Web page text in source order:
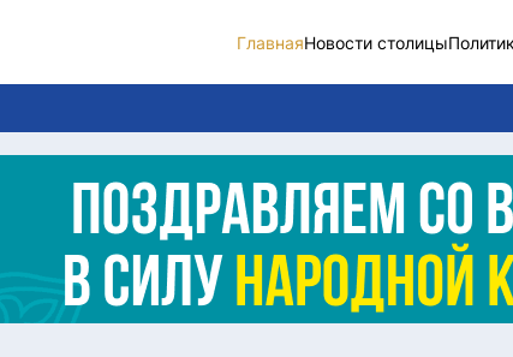
ГлавнаяНовости столицы